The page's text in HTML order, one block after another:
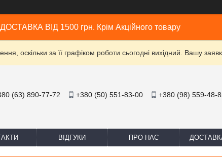
ВІД 1500 грн. Крім Акційного товару
оскільки за її графіком роботи сьогодні вихідний. Вашу
(63) 890-77-72 +380 (50) 551-83-00 +380 (98) 559-48-
ВІДГУКИ ПРО НАС